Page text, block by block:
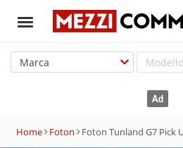
T
g
n
Home Foton Foton Tunland G7 Pick